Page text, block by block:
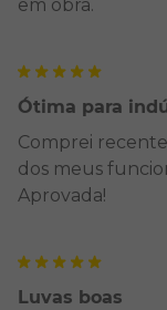
em obra.
Ótima para
Comprei
dos meus
Aprovada!
Luvas boas